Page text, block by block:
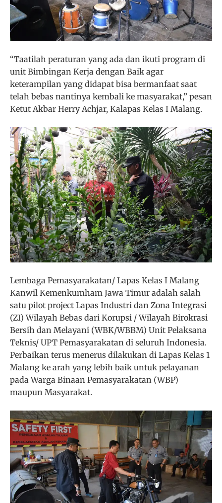
“Taatilah peraturan yang ada dan ikuti program di
unit Bimbingan Kerja dengan Baik agar
keterampilan yang didapat bisa bermanfaat saat
telah bebas nantinya kembali ke masyarakat,” pesan
Ketut Akbar Herry Achjar, Kalapas Kelas I Malang.
Lembaga Pemasyarakatan/ Lapas Kelas I Malang
Kanwil Kemenkumham Jawa Timur adalah salah
satu pilot project Lapas Industri dan Zona Integrasi
(ZI) Wilayah Bebas dari Korupsi / Wilayah Birokrasi
Bersih dan Melayani (WBK/WBBM) Unit Pelaksana
Teknis/ UPT Pemasyarakatan di seluruh Indonesia.
Perbaikan terus menerus dilakukan di Lapas Kelas 1
Malang ke arah yang lebih baik untuk pelayanan
pada Warga Binaan Pemasyarakatan (WBP)
maupun Masyarakat.